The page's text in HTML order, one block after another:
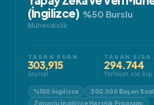
(İngilizce) %50 Burslu
Mühendislik
TABAN PUAN
303,915
Sayısal
294.744
Yerleşen son kişi
%100 İngilizce
300.000 Başarı
Zorunlu İngilizce Hazırlık Programı